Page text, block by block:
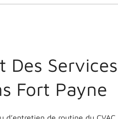
Des Services
Fort Payne